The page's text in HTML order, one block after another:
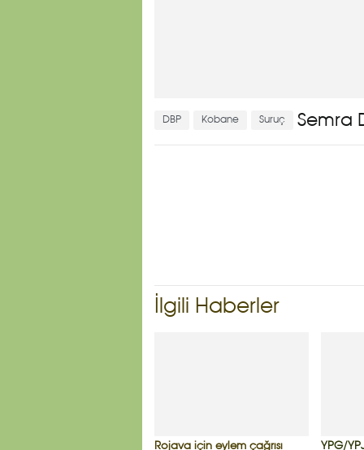
DBP Kobane Semra
Suruç
İlgili Haberler
Rojava için eylem çağrısı
YPG/